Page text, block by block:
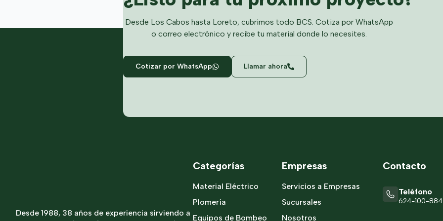
Desde Los Cabos hasta Loreto, cubrimos todo BCS. Cotiza por WhatsApp
o correo electrónico y recibe tu material donde lo necesites.
Cotizar por WhatsApp Llamar ahora
Desde 1988, 38 años de experiencia sirviendo a
Categorías
Material Eléctrico
Plomería
Equipos de Bombeo
Empresas
Servicios a Empresas
Sucursales
Nosotros
Contacto
Teléfono
624-100-